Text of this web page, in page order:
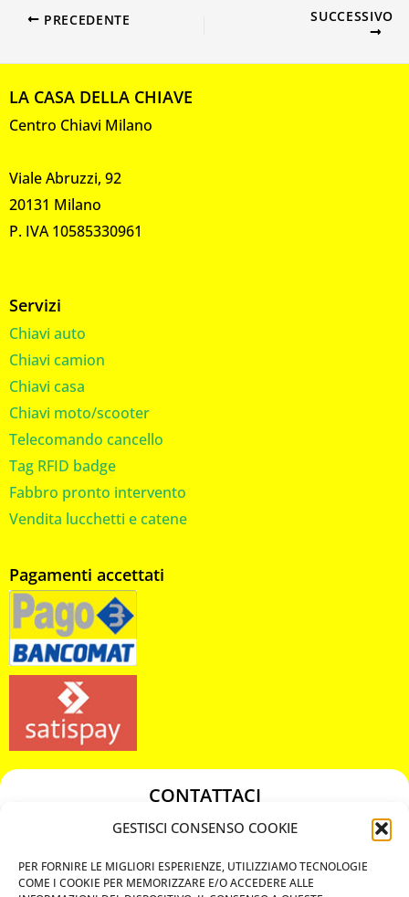
GESTISCI CONSENSO COOKIE
PER FORNIRE LE MIGLIORI ESPERIENZE, UTILIZZIAMO TECNOLOGIE
COME I COOKIE PER MEMORIZZARE E/O ACCEDERE ALLE
PRECEDENTE SUCCESSIVO
LA CASA DELLA CHIAVE
Centro Chiavi Milano
Viale Abruzzi, 92
20131 Milano
P. IVA 10585330961
Servizi
Chiavi auto
Chiavi camion
Chiavi casa
Chiavi moto/scooter
Telecomando cancello
Tag RFID badge
Fabbro pronto intervento
Vendita lucchetti e catene
Pagamenti accettati
CONTATTACI
349 3863811
chiavicodificate@gmail.com